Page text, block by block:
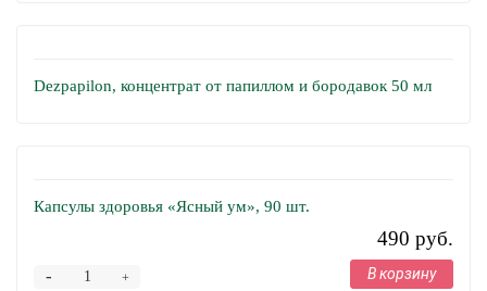
Dezpapilon, концентрат от папиллом и бородавок 50 мл
Капсулы здоровья «Ясный ум», 90 шт.
490 руб.
+
- В корзину